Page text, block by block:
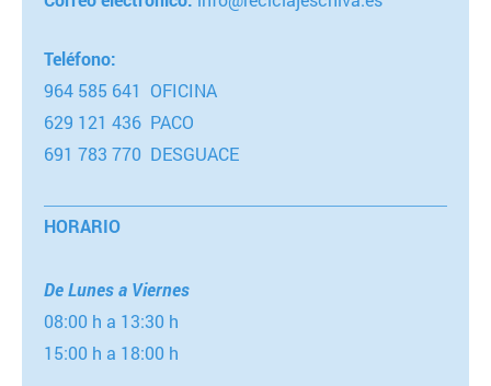
Teléfono:
964 585 641 OFICINA
629 121 436 PACO
691 783 770 DESGUACE
HORARIO
De Lunes a Viernes
08:00 h a 13:30 h
15:00 h a 18:00 h